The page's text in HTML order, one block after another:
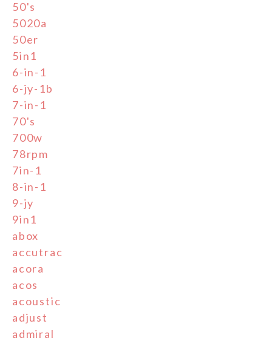
50's
5020a
50er
5in1
6-in-1
6-jy-1b
7-in-1
70's
700w
78rpm
7in-1
8-in-1
9-jy
9in1
abox
accutrac
acora
acos
acoustic
adjust
admiral